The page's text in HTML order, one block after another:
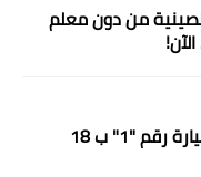
من دون معلم
اماراتي يشتري لوحة السيارة رقم "1" ب 18